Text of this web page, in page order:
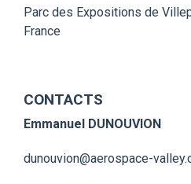
Parc des Expositions de
France
CONTACTS
Emmanuel DUNOUVION
dunouvion@aerospace-